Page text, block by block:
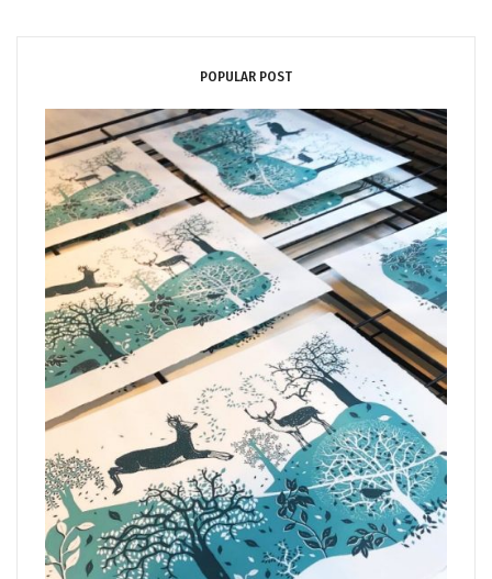
POPULAR POST